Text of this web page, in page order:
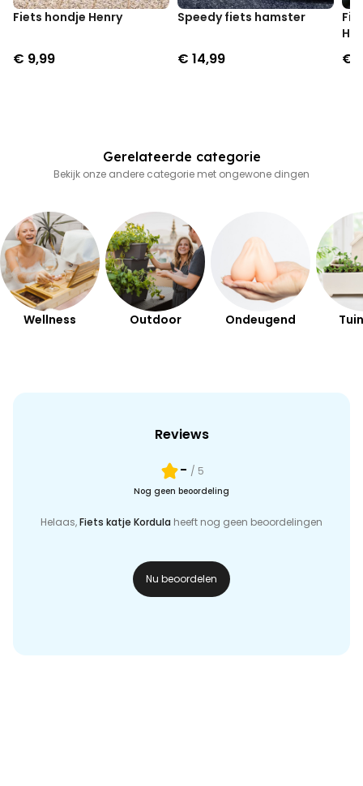
Fiets hondje Henry
€ 9,99
Speedy fiets hamster
€ 14,99 €
Gerelateerde categorie
Bekijk onze andere categorie met ongewone dingen
Wellness Outdoor Ondeugend
Reviews
- / 5
Nog geen beoordeling
Helaas,Fiets katje Kordula heeft nog geen beoordelingen
Nu beoordelen